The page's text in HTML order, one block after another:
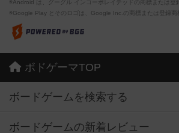
※Android は、グーグル インコーポレイテッドの商標または登
※Google Play とそのロゴは、Google Inc.の商標または登録商
ボドゲーマTOP
ボードゲームを検索する
ボードゲームの新着レビュー